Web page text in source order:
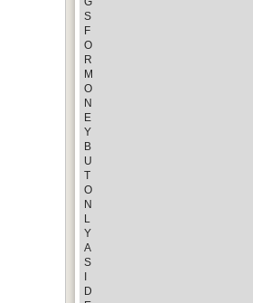
S
F
O
R
M
O
N
E
Y
B
U
T
O
N
L
Y
A
S
I
D